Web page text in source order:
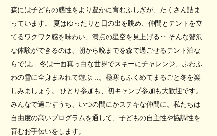
森には子どもの感性をより豊かに育むふしぎが、たくさん詰ま
っています。 夏はゆったりと日の出を眺め、仲間とテントを立
てるワクワク感を味わい、満点の星空を見上げる‥ そんな贅沢
な体験ができるのは、朝から晩までを森で過ごせるテント泊な
らでは。 冬は一面真っ白な世界でスキーにチャレンジ、ふわふ
わの雪に全身まみれて遊ぶ…。極寒もふくめてまるごと冬を楽
しみましょう。 ひとり参加も、初キャンプ参加も大歓迎です。
みんなで過ごすうち、いつの間にかステキな仲間に。私たちは
自由度の高いプログラムを通して、子どもの自主性や協調性を
育むお手伝いをします。